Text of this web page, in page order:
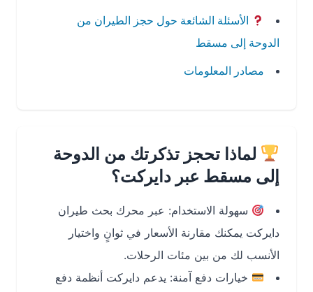
الأسئلة الشائعة حول حجز الطيران من
الدوحة إلى مسقط
مصادر المعلومات
لماذا تحجز تذكرتك من الدوحة
إلى مسقط عبر دايركت؟
سهولة الاستخدام: عبر محرك بحث طيران
دايركت يمكنك مقارنة الأسعار في ثوانٍ واختيار
الأنسب لك من بين مئات الرحلات.
خيارات دفع آمنة: يدعم دايركت أنظمة دفع